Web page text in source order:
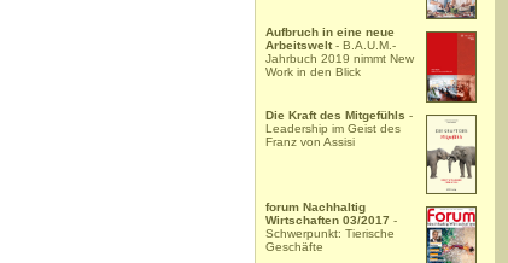
Aufbruch in eine neue
Arbeitswelt - B.A.U.M.-
Jahrbuch 2019 nimmt New
Work in den Blick
Die Kraft des Mitgefühls -
Leadership im Geist des
Franz von Assisi
forum Nachhaltig
Wirtschaften 03/2017 -
Schwerpunkt: Tierische
Geschäfte